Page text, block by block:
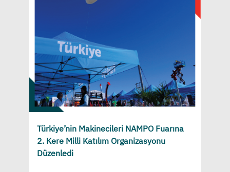
Türkiye’nin Makinecileri NAMPO Fuarına
2. Kere Milli Katılım Organizasyonu
Düzenledi